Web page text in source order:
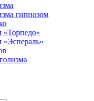
гипнозом
«Торпедо»
«Эспераль»